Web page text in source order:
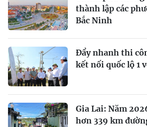
thành lập các
Bắc Ninh
Đẩy nhanh thi
kết nối quốc lộ 1
Gia Lai: Năm
hơn 339 km